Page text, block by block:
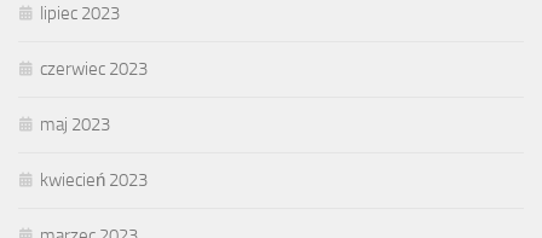
lipiec 2023
czerwiec 2023
maj 2023
kwiecień 2023